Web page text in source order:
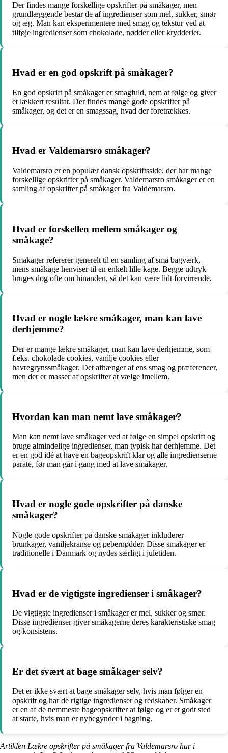
Der findes mange forskellige opskrifter på småkager, men
grundlæggende består de af ingredienser som mel, sukker, smør
og æg. Man kan eksperimentere med smag og tekstur ved at
tilføje ingredienser som chokolade, nødder eller krydderier.
Hvad er en god opskrift på småkager?
En god opskrift på småkager er smagfuld, nem at følge og giver
et lækkert resultat. Der findes mange gode opskrifter på
småkager, og det er en smagssag, hvad der foretrækkes.
Hvad er Valdemarsro småkager?
Valdemarsro er en populær dansk opskriftsside, der har mange
forskellige opskrifter på småkager. Valdemarsro småkager er en
samling af opskrifter på småkager fra Valdemarsro.
Hvad er forskellen mellem småkager og
småkage?
Småkager refererer generelt til en samling af små bagværk,
mens småkage henviser til en enkelt lille kage. Begge udtryk
bruges dog ofte om hinanden, så det kan være lidt forvirrende.
Hvad er nogle lækre småkager, man kan lave
derhjemme?
Der er mange lækre småkager, man kan lave derhjemme, som
f.eks. chokolade cookies, vanilje cookies eller
havregrynssmåkager. Det afhænger af ens smag og præferencer,
men der er masser af opskrifter at vælge imellem.
Hvordan kan man nemt lave småkager?
Man kan nemt lave småkager ved at følge en simpel opskrift og
bruge almindelige ingredienser, man typisk har derhjemme. Det
er en god idé at have en bageopskrift klar og alle ingredienserne
parate, før man går i gang med at lave småkager.
Hvad er nogle gode opskrifter på danske
småkager?
Nogle gode opskrifter på danske småkager inkluderer
brunkager, vaniljekranse og pebernødder. Disse småkager er
traditionelle i Danmark og nydes særligt i juletiden.
Hvad er de vigtigste ingredienser i småkager?
De vigtigste ingredienser i småkager er mel, sukker og smør.
Disse ingredienser giver småkagerne deres karakteristiske smag
og konsistens.
Er det svært at bage småkager selv?
Det er ikke svært at bage småkager selv, hvis man følger en
opskrift og har de rigtige ingredienser og redskaber. Småkager
er en af de nemmeste bageopskrifter at følge og er et godt sted
at starte, hvis man er nybegynder i bagning.
Artiklen Lækre opskrifter på småkager fra Valdemarsro har i